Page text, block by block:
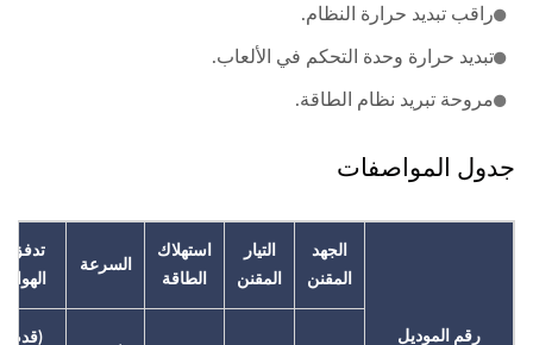
راقب تبديد حرارة النظام.
تبديد حرارة وحدة التحكم في الألعاب.
مروحة تبريد نظام الطاقة.
جدول المواصفات
رقم الموديل
الجهد
المقنن
التيار
المقنن
استهلاك
الطاقة
السرعة
تدفق
الهواء
(قدم